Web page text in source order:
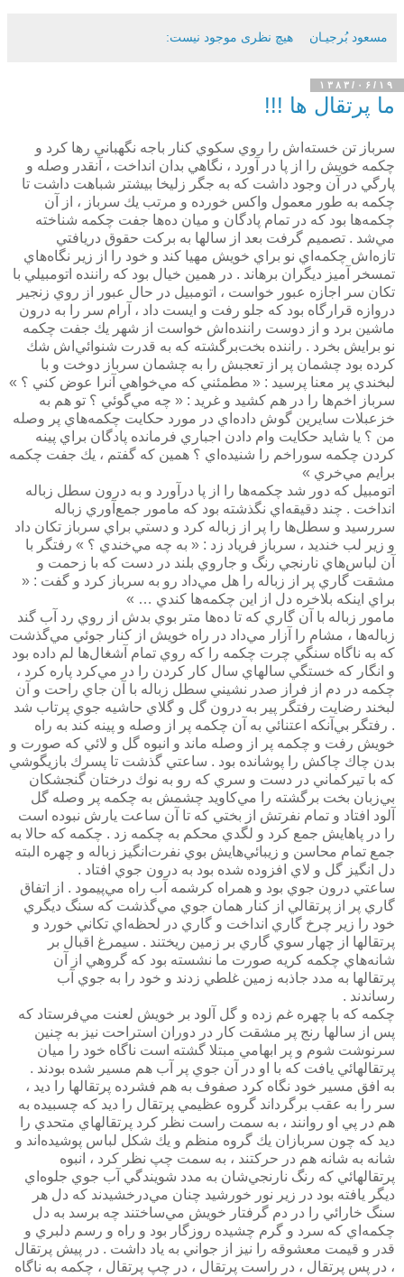
مسعود بُرجيـان هیچ نظری موجود نیست:
۱۳۸۳/۰۶/۱۹
ما پرتقال ها !!!
سرباز تن خسته‌اش را روي سكوي كنار باجه نگهباني رها كرد و
چكمه خويش را از پا در آورد ، نگاهي بدان انداخت ، آنقدر وصله و
پارگي در آن وجود داشت كه به جگر زليخا بيشتر شباهت داشت تا
چكمه به طور معمول واكس خورده و مرتب يك سرباز ، از آن
چكمه‌ها بود كه در تمام پادگان و ميان ده‌ها جفت چكمه شناخته
مي‌شد . تصميم گرفت بعد از سالها به بركت حقوق دريافتي‌
تازه‌اش چكمه‌اي نو براي خويش مهيا كند و خود را از زير نگاه‌هاي
تمسخر آميز ديگران برهاند . در همين خيال بود كه راننده اتومبيلي با
تكان سر اجازه عبور خواست ، اتومبيل در حال عبور از روي زنجير
دروازه قرارگاه بود كه جلو رفت و ايست داد ، آرام سر را به درون
ماشين برد و از دوست راننده‌اش خواست از شهر يك جفت چكمه
نو برايش بخرد . راننده بخت‌برگشته كه به قدرت شنوائي‌اش شك
كرده بود چشمان پر از تعجبش را به چشمان سرباز دوخت و با
لبخندي پر معنا پرسيد :‌ « مطمئني كه مي‌خواهي آنرا عوض كني ؟ »
سرباز اخم‌ها را در هم كشيد و غريد :‌ « چه مي‌گوئي ؟ تو هم به
خزعبلات سايرين گوش داده‌اي در مورد حكايت چكمه‌هاي پر وصله
من ؟ يا شايد حكايت وام دادن اجباري فرمانده پادگان براي پينه
كردن چكمه سوراخم را شنيده‌اي ؟ همين كه گفتم ، يك جفت چكمه
برايم مي‌خري »
اتومبيل كه دور شد چكمه‌ها را از پا درآورد و به درون سطل زباله
انداخت . چند دقيقه‌اي نگذشته بود كه مامور جمع‌آوري زباله
سررسيد و سطل‌ها را پر از زباله كرد و دستي براي سرباز تكان داد
و زير لب خنديد ، سرباز فرياد زد :‌ « به چه مي‌خندي ؟ » رفتگر با
آن لباس‌هاي نارنجي رنگ و جاروي بلند در دست كه با زحمت و
مشقت گاري پر از زباله را هل مي‌داد رو به سرباز كرد و گفت :‌ «
براي اينكه بلاخره دل از اين چكمه‌ها كندي … »
مامور زباله با آن گاري كه تا ده‌ها متر بوي بدش از روي رد آب گند
زباله‌ها ، مشام را آزار مي‌داد در راه خويش از كنار جوئي مي‌گذشت
كه به ناگاه سنگي چرت چكمه را كه روي تمام آشغال‌ها لم داده بود
و انگار كه خستگي سالهاي سال كار كردن را در مي‌كرد پاره كرد ،
چكمه در دم از فراز صدر نشيني سطل زباله با آن جاي راحت و آن
لبخند رضايت رفتگر پير به درون گل و گلاي حاشيه جوي پرتاب شد
. رفتگر بي‌آنكه اعتنائي به آن چكمه پر از وصله و پينه كند به راه
خويش رفت و چكمه پر از وصله ماند و انبوه گل و لائي كه صورت و
بدن چاك چاكش را پوشانده بود . ساعتي گذشت تا پسرك بازيگوشي
كه با تيركماني در دست و سري كه رو به نوك درختان گنجشكان
بي‌زبان بخت برگشته را مي‌كاويد چشمش به چكمه پر وصله گل
آلود افتاد و تمام نفرتش از بختي كه تا آن ساعت يارش نبوده است
را در پاهايش جمع كرد و لگدي محكم به چكمه زد . چكمه كه حالا به
جمع تمام محاسن و زيبائي‌هايش بوي نفرت‌انگيز زباله و چهره البته
دل انگيز گل و لاي افزوده شده بود به درون جوي افتاد .
ساعتي درون جوي بود و همراه كرشمه آب راه مي‌پيمود . از اتفاق
گاري پر از پرتقالي از كنار همان جوي مي‌گذشت كه سنگ ديگري
خود را زير چرخ گاري انداخت و گاري در لحظه‌اي تكاني خورد و
پرتقالها از چهار سوي گاري بر زمين ريختند . سيمرغ اقبال بر
شانه‌هاي چكمه كريه صورت ما نشسته بود كه گروهي از آن
پرتقالها به مدد جاذبه زمين غلطي زدند و خود را به جوي آب
رساندند .
چكمه كه با چهره غم زده و گل آلود بر خويش لعنت مي‌فرستاد كه
پس از سالها رنج پر مشقت كار در دوران استراحت نيز به چنين
سرنوشت شوم و پر ابهامي مبتلا گشته است ناگاه خود را ميان
پرتقالهائي يافت كه با او در آن جوي پر آب هم مسير شده بودند .
به افق مسير خود نگاه كرد صفوف به هم فشرده پرتقالها را ديد ،
سر را به عقب برگرداند گروه عظيمي پرتقال را ديد كه چسبيده به
هم در پي او روانند ، به سمت راست نظر كرد پرتقالهاي متحدي را
ديد كه چون سربازان يك گروه منظم و يك شكل لباس پوشيده‌اند و
شانه به شانه هم در حركتند ، به سمت چپ نظر كرد ، انبوه
پرتقالهائي كه رنگ نارنجي‌شان به مدد شويندگي آب جوي جلوه‌‌اي
ديگر يافته بود در زير نور خورشيد چنان مي‌درخشيدند كه دل هر
سنگ خارائي را در دم گرفتار خويش مي‌ساختند چه برسد به دل
چكمه‌اي كه سرد و گرم چشيده روزگار بود و راه و رسم دلبري و
قدر و قيمت معشوقه را نيز از جواني به ياد داشت . در پيش پرتقال
، در پس پرتقال ، در راست پرتقال ، در چپ پرتقال ، چكمه به ناگاه